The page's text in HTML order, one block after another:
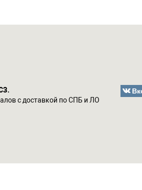
с доставкой по СПБ и ЛО